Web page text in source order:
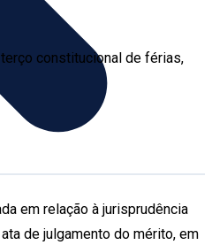
constitucional de férias,
em relação à jurisprudência
de julgamento do mérito, em